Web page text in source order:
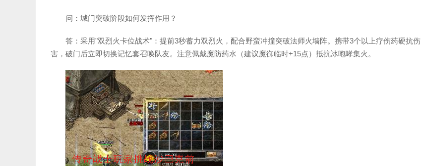
问：城门突破阶段如何发挥作用？
答：采用"双烈火卡位战术"：提前3秒蓄力双烈火，配合野蛮冲撞突破法师火墙阵。携带3个以上疗伤药硬抗伤
害，破门后立即切换记忆套召唤队友。注意佩戴魔防药水（建议魔御临时+15点）抵抗冰咆哮集火。